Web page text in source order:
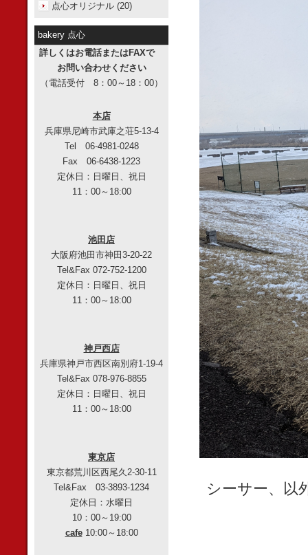
シーサー、以
点心オリジナル (20)
bakery 点心
詳しくはお電話またはFAXで
お問い合わせください
（電話受付 8：00～18：00）
本店
兵庫県尼崎市武庫之荘5-13-4
Tel 06-4981-0248
Fax 06-6438-1223
定休日：日曜日、祝日
11：00～18:00
池田店
大阪府池田市神田3-20-22
Tel&Fax 072-752-1200
定休日：日曜日、祝日
11：00～18:00
神戸西店
兵庫県神戸市西区南別府1-19-4
Tel&Fax 078-976-8855
定休日：日曜日、祝日
11：00～18:00
東京店
東京都荒川区西尾久2-30-11
Tel&Fax 03-3893-1234
定休日：水曜日
10：00～19:00
cafe10:00～18:00